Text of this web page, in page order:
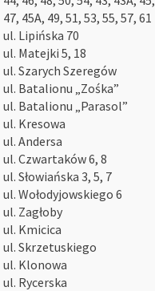
47, 45A, 49, 51, 53, 55, 57, 61
ul. Lipińska 70
ul. Matejki 5, 18
ul. Szarych Szeregów
ul. Batalionu „Zośka”
ul. Batalionu „Parasol”
ul. Kresowa
ul. Andersa
ul. Czwartaków 6, 8
ul. Słowiańska 3, 5, 7
ul. Wołodyjowskiego 6
ul. Zagłoby
ul. Kmicica
ul. Skrzetuskiego
ul. Klonowa
ul. Rycerska